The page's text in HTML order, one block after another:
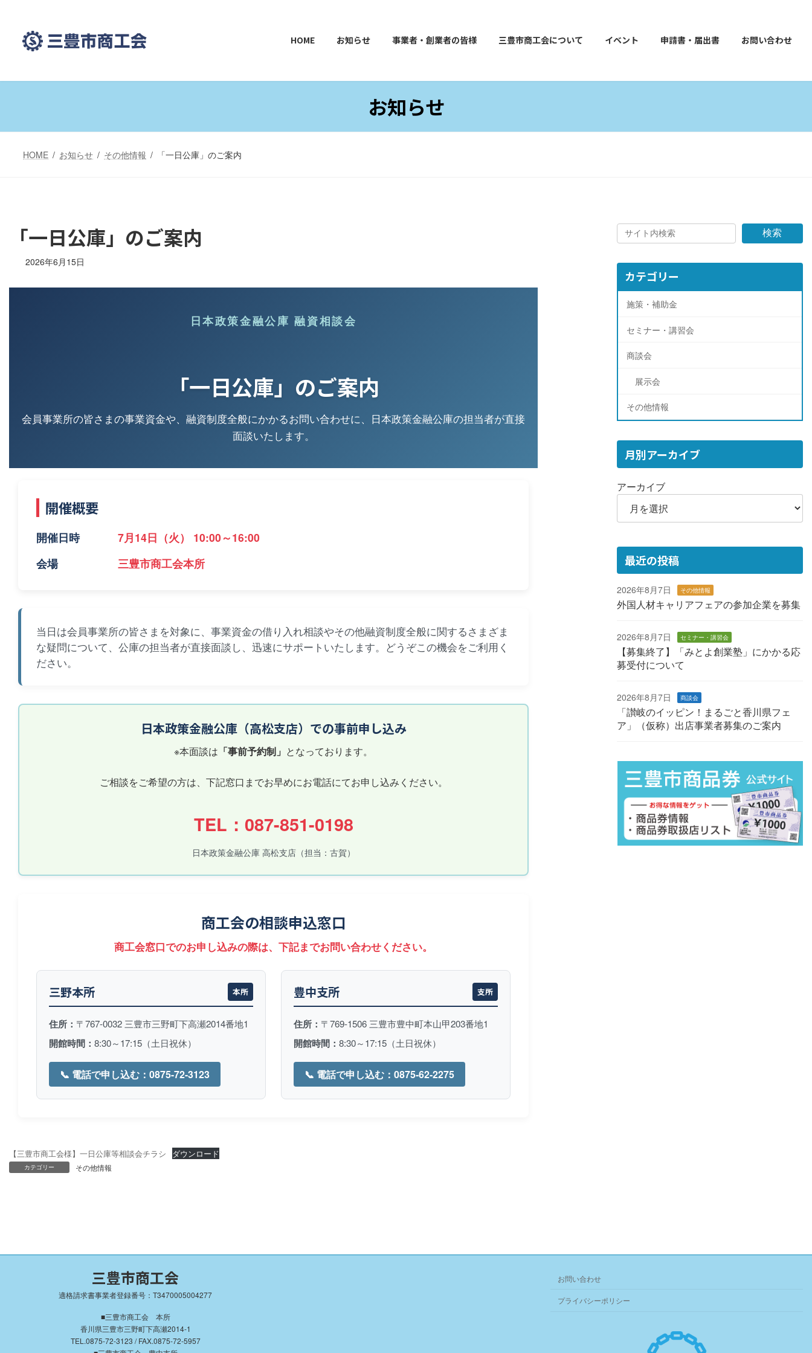
へ
ョ
HOME お知らせ 事業者・創業者の皆様 三豊市商工会について イベント 申請書・届出書 お問い合わせ
お知らせ
HOME お知らせ その他情報 「一日公庫」のご案内
「一日公庫」のご案内
2026年6月15日
日本政策金融公庫 融資相談会
「一日公庫」のご案内
会員事業所の皆さまの事業資金や、融資制度全般にかかるお問い合わせに、日本政策金融公庫の担当者が直接
面談いたします。
開催概要
開催日時
7月14日（火） 10:00～16:00
会場
三豊市商工会本所
当日は会員事業所の皆さまを対象に、事業資金の借り入れ相談やその他融資制度全般に関するさまざま
な疑問について、公庫の担当者が直接面談し、迅速にサポートいたします。どうぞこの機会をご利用く
ださい。
日本政策金融公庫（高松支店）での事前申し込み
※本面談は 「事前予約制」 となっております。
ご相談をご希望の方は、下記窓口までお早めにお電話にてお申し込みください。
TEL：087-851-0198
日本政策金融公庫 高松支店（担当：古賀）
商工会の相談申込窓口
商工会窓口でのお申し込みの際は、下記までお問い合わせください。
三野本所 本所
住所： 〒767-0032 三豊市三野町下高瀬2014番地1
開館時間： 8:30～17:15（土日祝休）
📞 電話で申し込む：0875-72-3123
豊中支所 支所
住所： 〒769-1506 三豊市豊中町本山甲203番地1
開館時間：8:30～17:15（土日祝休）
📞 電話で申し込む：0875-62-2275
【三豊市商工会様】一日公庫等相談会チラシ ダウンロード
カテゴリー その他情報
検索
カテゴリー
施策・補助金
セミナー・講習会
商談会
展示会
その他情報
月別アーカイブ
アーカイブ
最近の投稿
2026年8月7日 その他情報
外国人材キャリアフェアの参加企業を募集
2026年8月7日 セミナー・講習会
【募集終了】「みとよ創業塾」にかかる応
募受付について
2026年8月7日 商談会
「讃岐のイッピン！まるごと香川県フェ
ア」（仮称）出店事業者募集のご案内
三豊市商工会
適格請求書事業者登録番号：T3470005004277
■三豊市商工会 本所
香川県三豊市三野町下高瀬2014-1
TEL.0875-72-3123 / FAX.0875-72-5957
お問い合わせ
プライバシーポリシー